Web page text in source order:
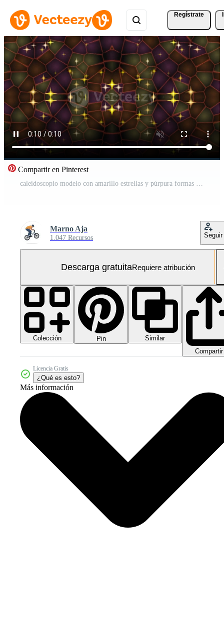
Regístrate
Compartir en Pinterest
caleidoscopio modelo con amarillo estrellas y púrpura formas Vídeo Gratis
Marno Aja
1.047 Recursos Seguir
Descarga gratuitaRequiere atribución
Colección Pin
Similar
Compartir
Licencia Gratis
¿Qué es esto?
Más información